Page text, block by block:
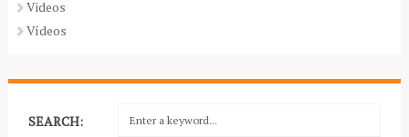
Videos
Vídeos
SEARCH: